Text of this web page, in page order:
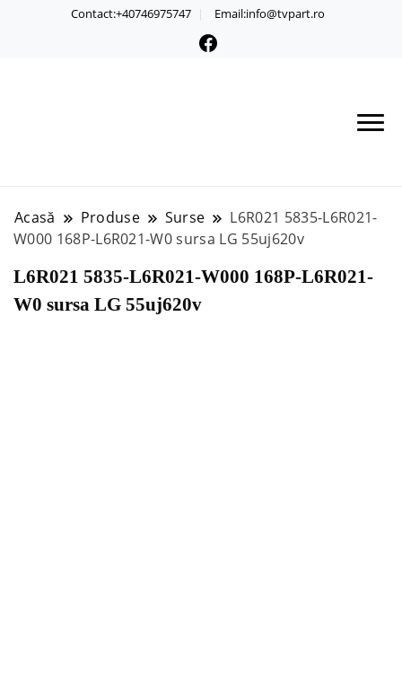
Contact:+40746975747 Email:info@tvpart.ro
Acasă Produse Surse
L6R021 5835-L6R021-
W000 168P-L6R021-W0 sursa LG 55uj620v
L6R021 5835-L6R021-W000 168P-L6R021-
W0 sursa LG 55uj620v